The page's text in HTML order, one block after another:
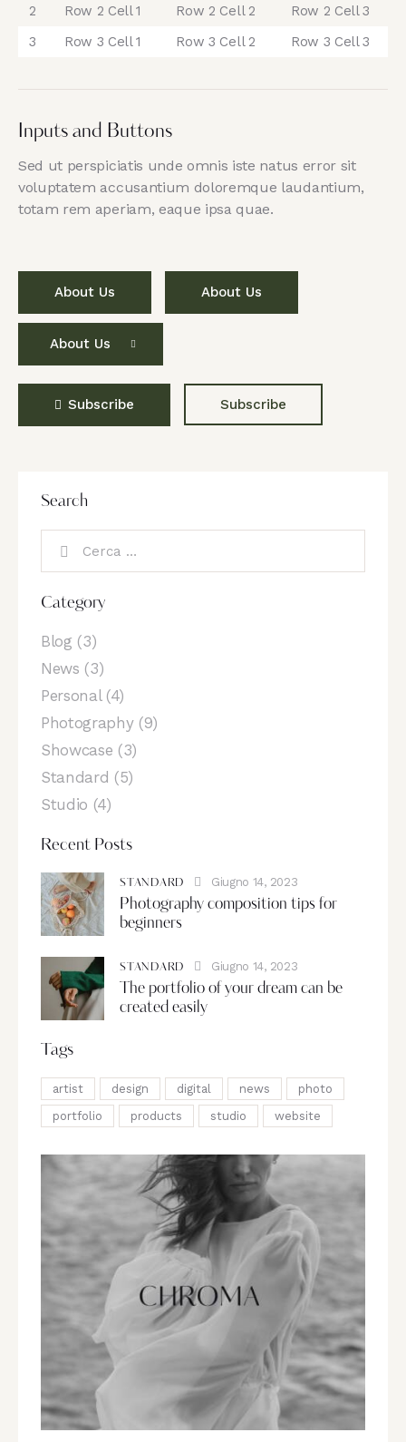
2
Row 2 Cell 1 Row 2 Cell 2
Row 2 Cell 3
3
Row 3 Cell 1 Row 3 Cell 2 Row 3 Cell 3
Inputs and Buttons
Sed ut perspiciatis unde omnis iste natus error sit
voluptatem accusantium doloremque laudantium,
totam rem aperiam, eaque ipsa quae.
About Us About Us
About Us
Subscribe Subscribe
Search
Category
Blog (3)
News (3)
Personal(4)
Photography(9)
Showcase (3)
Standard (5)
Studio (4)
Recent Posts
STANDARD Giugno 14, 2023
Photography composition tips for
beginners
STANDARD Giugno 14, 2023
The portfolio of your dream can be
created easily
Tags
artist design digital news
photo
portfolio
products studio website